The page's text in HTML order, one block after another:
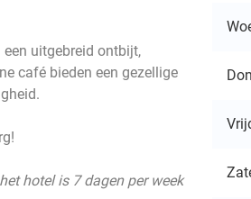
een uitgebreid ontbijt,
café bieden een gezellige
hotel is 7 dagen per week